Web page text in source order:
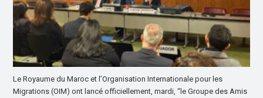
Le Royaume du Maroc et l’Organisation Internationale pour les
Migrations (OIM) ont lancé officiellement, mardi, “le Groupe des Amis